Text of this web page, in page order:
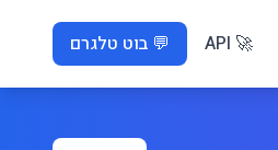
🚀 API 💬 בוט טלגרם